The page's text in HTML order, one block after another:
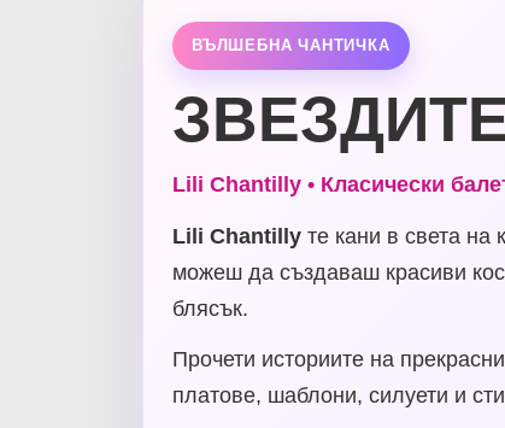
ВЪЛШЕБНА ЧАНТИЧКА
Lili Chantilly • Класически
Lili Chantilly те кани в света на
можеш да създаваш красиви
блясък.
Прочети историите на
платове, шаблони, силуети и